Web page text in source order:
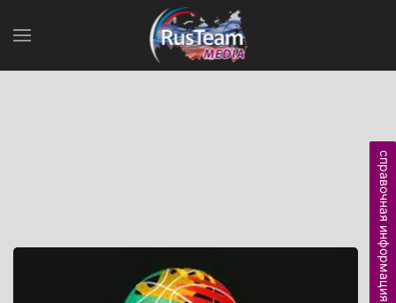
справочная информация